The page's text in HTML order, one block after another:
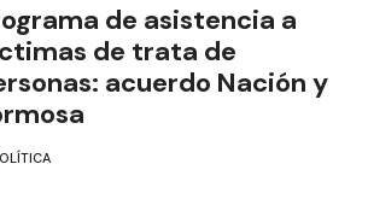
de asistencia a
de trata de
acuerdo Nación y